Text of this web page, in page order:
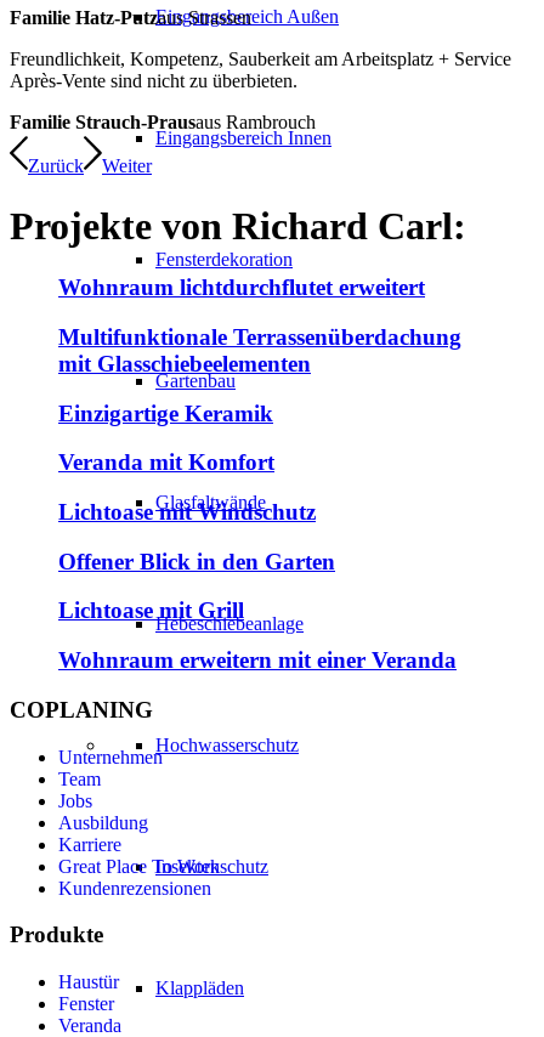
Eingangsbereich Außen
Eingangsbereich Innen
Fensterdekoration
Gartenbau
Glasfaltwände
Hebeschiebeanlage
Hochwasserschutz
Insektenschutz
Klappläden
Familie Hatz-Putzaus Strassen
Freundlichkeit, Kompetenz, Sauberkeit am Arbeitsplatz + Service
Après-Vente sind nicht zu überbieten.
Familie Strauch-Prausaus Rambrouch
Zurück Weiter
Projekte von Richard Carl:
Wohnraum lichtdurchflutet erweitert
Multifunktionale Terrassenüberdachung
mit Glasschiebeelementen
Einzigartige Keramik
Veranda mit Komfort
Lichtoase mit Windschutz
Offener Blick in den Garten
Lichtoase mit Grill
Wohnraum erweitern mit einer Veranda
COPLANING
Unternehmen
Team
Jobs
Ausbildung
Karriere
Great Place To Work
Kundenrezensionen
Produkte
Haustür
Fenster
Veranda